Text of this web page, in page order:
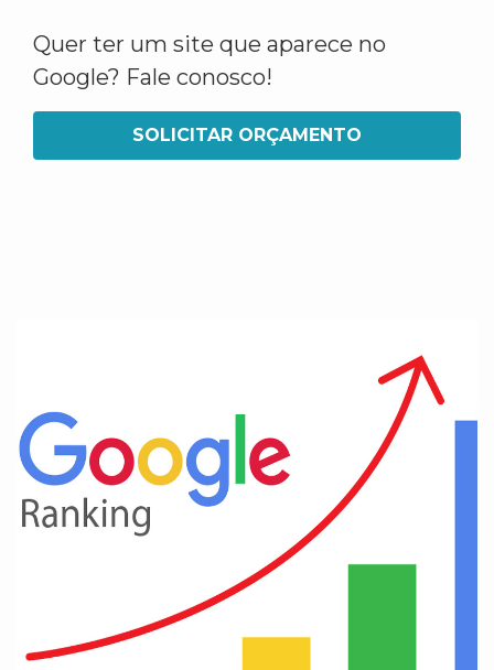
Quer ter um site que aparece no
Google? Fale conosco!
SOLICITAR ORÇAMENTO